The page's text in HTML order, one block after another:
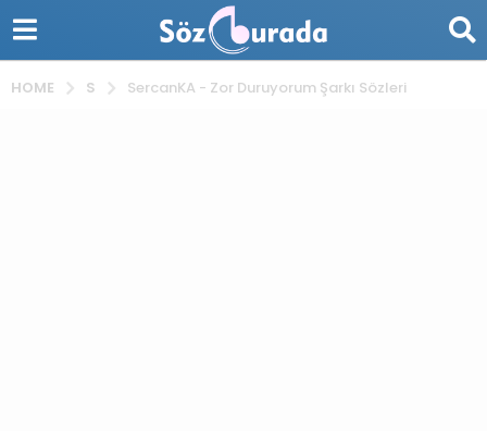
HOME S SercanKA - Zor Duruyorum Şarkı Sözleri